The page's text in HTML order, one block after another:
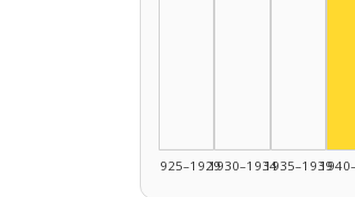
1925–19291930–19341935–1939